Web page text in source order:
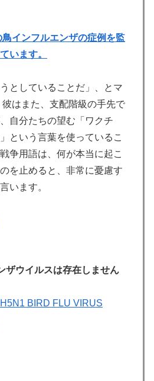
インフルエンザの症例を監
います。
としていることだ」、とマ
はまた、支配階級の手先で
自分たちの望む「ワクチ
という言葉を使っているこ
争用語は、何が本当に起こ
を止めると、非常に憂慮す
います。
ザウイルスは存在しません
BIRD FLU VIRUS